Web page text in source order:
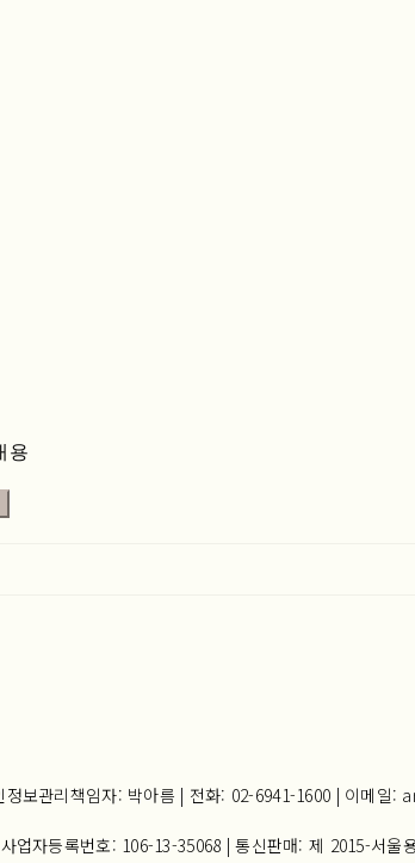
용
보관리책임자: 박아름 | 전화: 02-6941-1600 | 이메일:
업자등록번호: 106-13-35068 | 통신판매: 제 2015-서울